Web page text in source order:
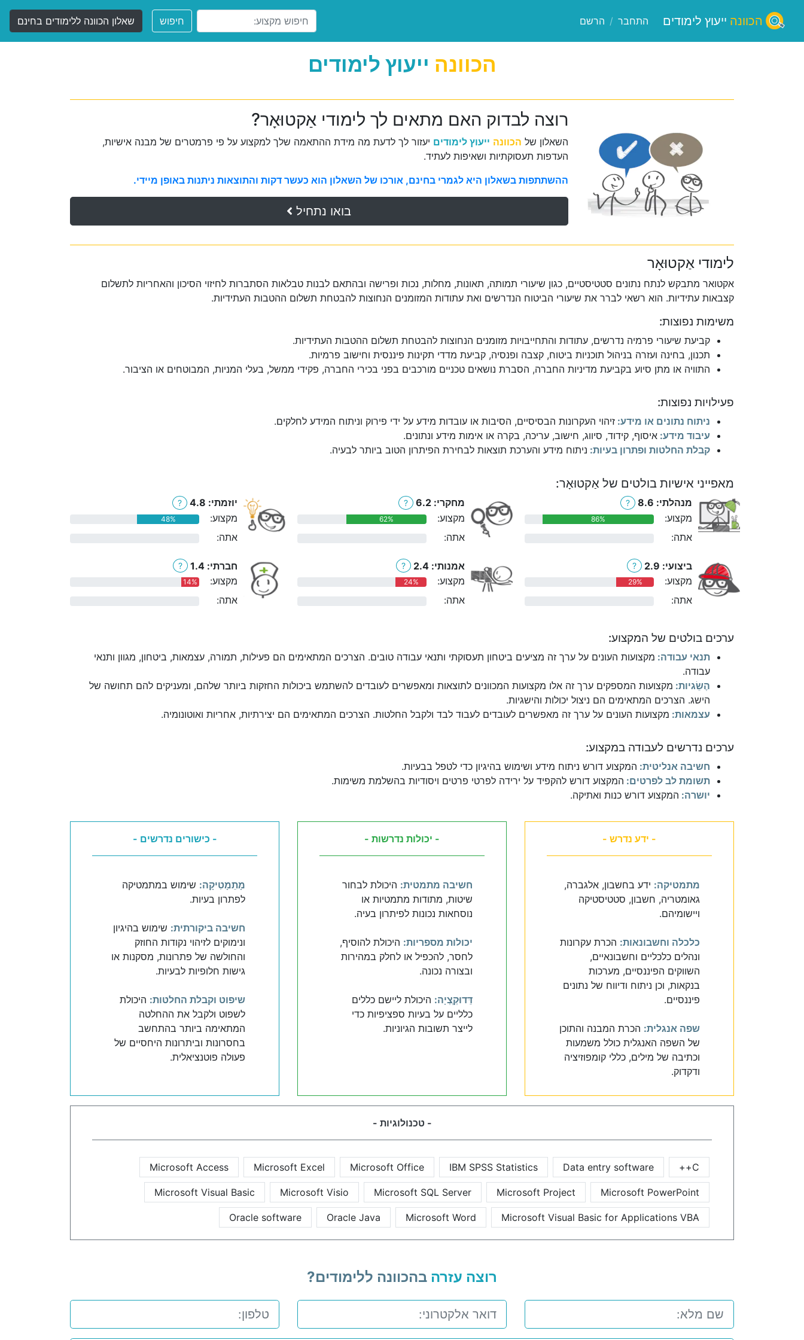
הכוונה ייעוץ לימודים התחבר / הרשם חיפוש שאלון הכוונה ללימודים בחינם
הכוונה ייעוץ לימודים
רוצה לבדוק האם מתאים לך לימודי אַקטוּאָר?
השאלון של הכוונה ייעוץ לימודים יעזור לך לדעת מה מידת ההתאמה שלך למקצוע על פי פרמטרים של מבנה אישיות,
העדפות תעסוקתיות ושאיפות לעתיד.
ההשתתפות בשאלון היא לגמרי בחינם, אורכו של השאלון הוא כעשר דקות והתוצאות ניתנות באופן מיידי.
בואו נתחיל
לימודי אַקטוּאָר
אקטואר מתבקש לנתח נתונים סטטיסטיים, כגון שיעורי תמותה, תאונות, מחלות, נכות ופרישה ובהתאם לבנות טבלאות הסתברות לחיזוי הסיכון והאחריות לתשלום
קצבאות עתידיות. הוא רשאי לברר את שיעורי הביטוח הנדרשים ואת עתודות המזומנים הנחוצות להבטחת תשלום ההטבות העתידיות.
משימות נפוצות:
קביעת שיעורי פרמיה נדרשים, עתודות והתחייבויות מזומנים הנחוצות להבטחת תשלום ההטבות העתידיות.
תכנון, בחינה ועזרה בניהול תוכניות ביטוח, קצבה ופנסיה, קביעת מדדי תקינות פיננסית וחישוב פרמיות.
התוויה או מתן סיוע בקביעת מדיניות החברה, הסברת נושאים טכניים מורכבים בפני בכירי החברה, פקידי ממשל, בעלי המניות, המבוטחים או הציבור.
פעילויות נפוצות:
ניתוח נתונים או מידע: זיהוי העקרונות הבסיסיים, הסיבות או עובדות מידע על ידי פירוק וניתוח המידע לחלקים.
עיבוד מידע: איסוף, קידוד, סיווג, חישוב, עריכה, בקרה או אימות מידע ונתונים.
קבלת החלטות ופתרון בעיות: ניתוח מידע והערכת תוצאות לבחירת הפיתרון הטוב ביותר לבעיה.
מאפייני אישיות בולטים של אַקטוּאָר:
מנהלתי: 8.6 ?
מקצוע: 86%
אתה:
מחקרי: 6.2 ?
מקצוע: 62%
אתה:
יוזמתי: 4.8 ?
מקצוע: 48%
אתה:
ביצועי: 2.9 ?
מקצוע: 29%
אתה:
אמנותי: 2.4 ?
מקצוע: 24%
אתה:
חברתי: 1.4 ?
מקצוע: 14%
אתה:
ערכים בולטים של המקצוע:
תנאי עבודה: מקצועות העונים על ערך זה מציעים ביטחון תעסוקתי ותנאי עבודה טובים. הצרכים המתאימים הם פעילות, תמורה, עצמאות, ביטחון, מגוון ותנאי
עבודה.
הֶשֵׂגיות: מקצועות המספקים ערך זה אלו מקצועות המכוונים לתוצאות ומאפשרים לעובדים להשתמש ביכולות החזקות ביותר שלהם, ומעניקים להם תחושה של
הישג. הצרכים המתאימים הם ניצול יכולות והישגיות.
עצמאות: מקצועות העונים על ערך זה מאפשרים לעובדים לעבוד לבד ולקבל החלטות. הצרכים המתאימים הם יצירתיות, אחריות ואוטונומיה.
ערכים נדרשים לעבודה במקצוע:
חשיבה אנליטית: המקצוע דורש ניתוח מידע ושימוש בהיגיון כדי לטפל בבעיות.
תשומת לב לפרטים: המקצוע דורש להקפיד על ירידה לפרטי פרטים ויסודיות בהשלמת משימות.
יושרה: המקצוע דורש כנות ואתיקה.
- ידע נדרש -
מתמטיקה: ידע בחשבון, אלגברה,
גאומטריה, חשבון, סטטיסטיקה
ויישומיהם.
כלכלה וחשבונאות: הכרת עקרונות
ונהלים כלכליים וחשבונאיים,
השווקים הפיננסיים, מערכות
בנקאות, וכן ניתוח ודיווח של נתונים
פיננסיים.
שפה אנגלית: הכרת המבנה והתוכן
של השפה האנגלית כולל משמעות
וכתיבה של מילים, כללי קומפוזיציה
ודקדוק.
- יכולות נדרשות -
חשיבה מתמטית: היכולת לבחור
שיטות, מתודות מתמטיות או
נוסחאות נכונות לפיתרון בעיה.
יכולות מספריות: היכולת להוסיף,
לחסר, להכפיל או לחלק במהירות
ובצורה נכונה.
דֵּדוּקְְצְיָה: היכולת ליישם כללים
כלליים על בעיות ספציפיות כדי
לייצר תשובות הגיוניות.
- כישורים נדרשים -
מָתֵמָטִיקָה: שימוש במתמטיקה
לפתרון בעיות.
חשיבה ביקורתית: שימוש בהיגיון
ונימוקים לזיהוי נקודות החוזק
והחולשה של פתרונות, מסקנות או
גישות חלופיות לבעיות.
שיפוט וקבלת החלטות: היכולת
לשפוט ולקבל את ההחלטה
המתאימה ביותר בהתחשב
בחסרונות וביתרונות היחסיים של
פעולה פוטנציאלית.
- טכנולוגיות -
C++
Data entry software
IBM SPSS Statistics
Microsoft Office
Microsoft Excel
Microsoft Access
Microsoft PowerPoint
Microsoft Project
Microsoft SQL Server
Microsoft Visio
Microsoft Visual Basic
Microsoft Visual Basic for Applications VBA
Microsoft Word
Oracle Java
Oracle software
רוצה עזרה בהכוונה ללימודים?